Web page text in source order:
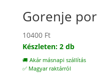
Gorenje
10400 Ft
Készleten: 2 db
🚚 Akár másnapi szállítás
✅ Magyar raktárról